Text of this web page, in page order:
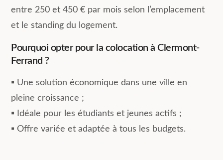
entre 250 et 450 € par mois selon l’emplacement
et le standing du logement.
Pourquoi opter pour la colocation à Clermont-
Ferrand ?
▪︎ Une solution économique dans une ville en
pleine croissance ;
▪︎ Idéale pour les étudiants et jeunes actifs ;
▪︎ Offre variée et adaptée à tous les budgets.